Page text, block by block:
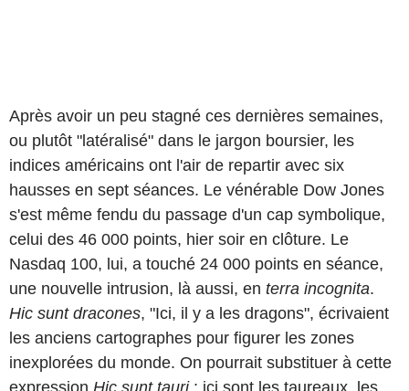
Après avoir un peu stagné ces dernières semaines,
ou plutôt "latéralisé" dans le jargon boursier, les
indices américains ont l'air de repartir avec six
hausses en sept séances. Le vénérable Dow Jones
s'est même fendu du passage d'un cap symbolique,
celui des 46 000 points, hier soir en clôture. Le
Nasdaq 100, lui, a touché 24 000 points en séance,
une nouvelle intrusion, là aussi, en terra incognita.
Hic sunt dracones, "Ici, il y a les dragons", écrivaient
les anciens cartographes pour figurer les zones
inexplorées du monde. On pourrait substituer à cette
expression Hic sunt tauri: ici sont les taureaux, les